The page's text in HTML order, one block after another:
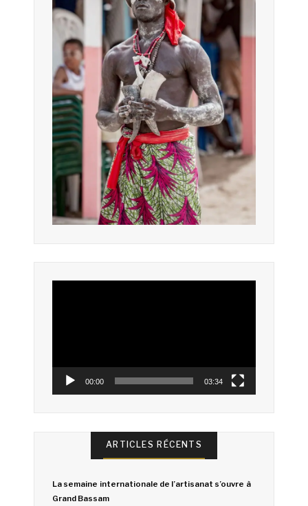
00:00 03:34
ARTICLES RÉCENTS
La semaine internationale de l’artisanat s’ouvre à
Grand Bassam